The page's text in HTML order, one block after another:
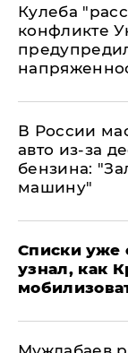
Кулеба
конфликте
В России
авто из-за
бензина:
машину"
Списки уже
узнал, как